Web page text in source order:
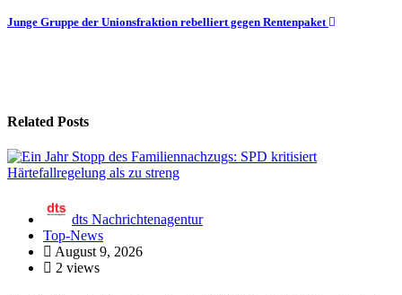
Junge Gruppe der Unionsfraktion rebelliert gegen Rentenpaket
Related Posts
dts Nachrichtenagentur
Top-News
August 9, 2026
2 views